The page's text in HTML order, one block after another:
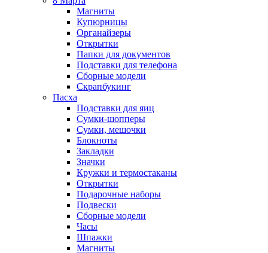
Магниты
Купюрницы
Органайзеры
Открытки
Папки для документов
Подставки для телефона
Сборные модели
Скрапбукинг
Пасха
Подставки для яиц
Сумки-шопперы
Сумки, мешочки
Блокноты
Закладки
Значки
Кружки и термостаканы
Открытки
Подарочные наборы
Подвески
Сборные модели
Часы
Шпажки
Магниты